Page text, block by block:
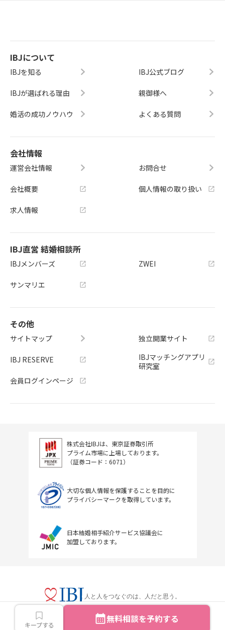
キープする 無料相談を予約する
IBJについて
IBJを知る
IBJが選ばれる理由
婚活の成功ノウハウ
IBJ公式ブログ
親御様へ
よくある質問
会社情報
運営会社情報
会社概要
求人情報
お問合せ
個人情報の取り扱い
IBJ直営 結婚相談所
IBJメンバーズ
サンマリエ
ZWEI
その他
サイトマップ
IBJ RESERVE
会員ログインページ
独立開業サイト
IBJマッチングアプリ
研究室
株式会社IBJは、東京証券取引所
プライム市場に上場しております。
（証券コード：6071）
大切な個人情報を保護することを目的に
プライバシーマークを取得しています。
日本結婚相手紹介サービス協議会に
加盟しております。
人と人をつなぐのは、人だと思う。